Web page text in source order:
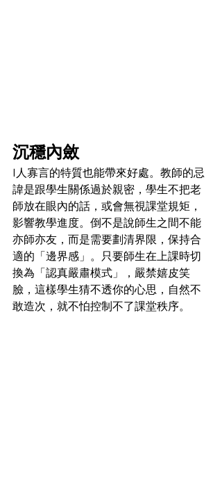
沉穩內斂
I人寡言的特質也能帶來好處。教師的忌
諱是跟學生關係過於親密，學生不把老
師放在眼內的話，或會無視課堂規矩，
影響教學進度。倒不是說師生之間不能
亦師亦友，而是需要劃清界限，保持合
適的「邊界感」。只要師生在上課時切
換為「認真嚴肅模式」，嚴禁嬉皮笑
臉，這樣學生猜不透你的心思，自然不
敢造次，就不怕控制不了課堂秩序。